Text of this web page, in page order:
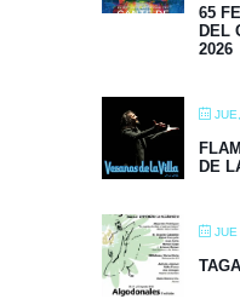
65
DEL
2026
DE